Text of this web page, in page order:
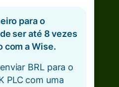
para o
ser até 8 vezes
com a Wise.
BRL para o
PLC com uma